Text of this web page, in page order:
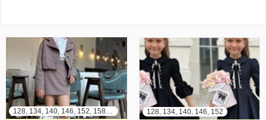
128, 134, 140, 146, 152, 158, 164 128, 134, 140, 146, 152